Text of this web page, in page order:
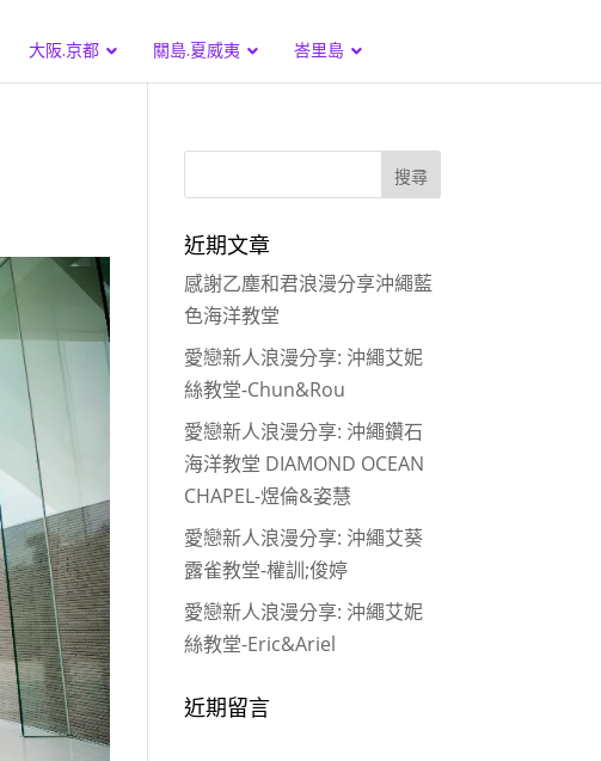
大阪.京都 關島.夏威夷 峇里島
近期文章
感謝乙塵和君浪漫分享沖繩藍
色海洋教堂
愛戀新人浪漫分享: 沖繩艾妮
絲教堂-Chun&Rou
愛戀新人浪漫分享: 沖繩鑽石
海洋教堂 DIAMOND OCEAN
CHAPEL-煜倫&姿慧
愛戀新人浪漫分享: 沖繩艾葵
露雀教堂-權訓;俊婷
愛戀新人浪漫分享: 沖繩艾妮
絲教堂-Eric&Ariel
近期留言